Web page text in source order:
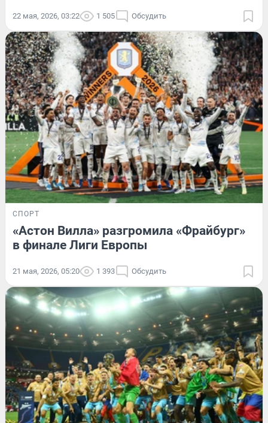
22 мая, 2026, 03:22 1 505 Обсудить
СПОРТ
«Астон Вилла» разгромила «Фрайбург»
в финале Лиги Европы
21 мая, 2026, 05:20 1 393 Обсудить